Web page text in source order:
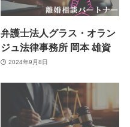
弁護士法人グラス・オラン
ジュ法律事務所 岡本 雄資
2024年9月8日